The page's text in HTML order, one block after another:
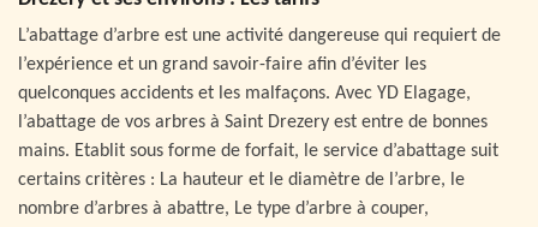
L’abattage d’arbre est une activité dangereuse qui requiert de
l’expérience et un grand savoir-faire afin d’éviter les
quelconques accidents et les malfaçons. Avec YD Elagage,
l’abattage de vos arbres à Saint Drezery est entre de bonnes
mains. Etablit sous forme de forfait, le service d’abattage suit
certains critères : La hauteur et le diamètre de l’arbre, le
nombre d’arbres à abattre, Le type d’arbre à couper,